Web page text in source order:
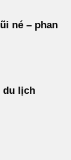
né – phan
du lịch